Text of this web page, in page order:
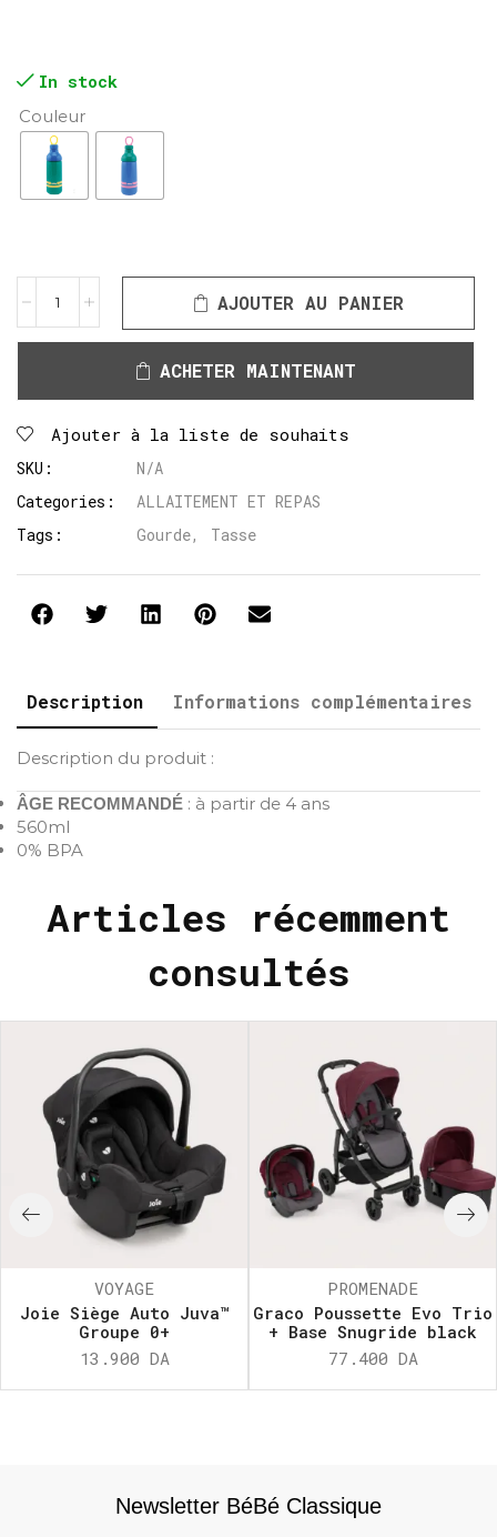
In stock
Couleur
AJOUTER AU PANIER
ACHETER MAINTENANT
Ajouter à la liste de souhaits
SKU:
N/A
Categories:
ALLAITEMENT ET REPAS
Tags:
Gourde, Tasse
Description Informations complémentaires
Description du produit :
ÂGE RECOMMANDÉ : à partir de 4 ans
560ml
0% BPA
Articles récemment
consultés
VOYAGE
Joie Siège Auto Juva™
Groupe 0+
13.900 DA
PROMENADE
Graco Poussette Evo Trio
+ Base Snugride black
77.400 DA
Newsletter BéBé Classique